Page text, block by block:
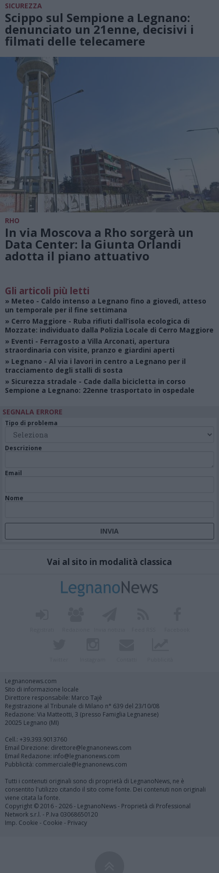
SICUREZZA
Scippo sul Sempione a Legnano:
denunciato un 21enne, decisivi i
filmati delle telecamere
RHO
In via Moscova a Rho sorgerà un
Data Center: la Giunta Orlandi
adotta il piano attuativo
Gli articoli più letti
» Meteo - Caldo intenso a Legnano fino a giovedì, atteso
un temporale per il fine settimana
» Cerro Maggiore - Ruba rifiuti dall’isola ecologica di
Mozzate: individuato dalla Polizia Locale di Cerro Maggiore
» Eventi - Ferragosto a Villa Arconati, apertura
straordinaria con visite, pranzo e giardini aperti
» Legnano - Al via i lavori in centro a Legnano per il
tracciamento degli stalli di sosta
» Sicurezza stradale - Cade dalla bicicletta in corso
Sempione a Legnano: 22enne trasportato in ospedale
SEGNALA ERRORE
Tipo di problema
Descrizione
Email
Nome
Vai al sito in modalità classica
Legnanonews.com
Sito di informazione locale
Direttore responsabile: Marco Tajè
Registrazione al Tribunale di Milano n° 639 del 23/10/08
Redazione: Via Matteotti, 3 (presso Famiglia Legnanese)
20025 Legnano (MI)
Cell.: +39.393.9013760
Email Direzione: direttore@legnanonews.com
Email Redazione: info@legnanonews.com
Pubblicità: commerciale@legnanonews.com
Tutti i contenuti originali sono di proprietà di LegnanoNews, ne è
consentito l'utilizzo citando il sito come fonte. Dei contenuti non originali
viene citata la fonte.
Copyright © 2016 - 2026 - LegnanoNews - Proprietà di Professional
Network s.r.l. - P.Iva 03068650120
Imp. Cookie - Cookie - Privacy